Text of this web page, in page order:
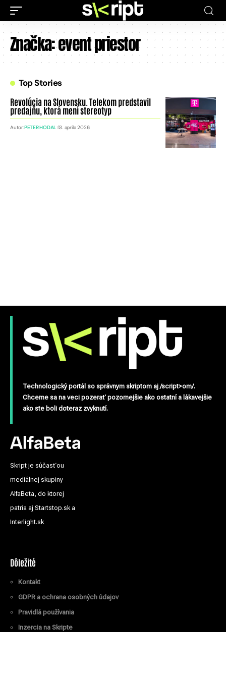
Značka:event priestor
Top Stories
Revolúcia na Slovensku. Telekom predstavil
predajňu, ktorá mení stereotyp
Autor:PETER HODAL 13. apríla 2026
Technologický portál so správnym skriptom aj /script>om/.
Chceme sa na veci pozerať pozornejšie ako ostatní a lákavejšie
ako ste boli doteraz zvyknutí.
Skript je súčasťou
mediálnej skupiny
AlfaBeta, do ktorej
patria aj Startstop.sk a
Interlight.sk
Dôležité
Kontakt
GDPR a ochrana osobných údajov
Pravidlá používania
Inzercia na Skripte